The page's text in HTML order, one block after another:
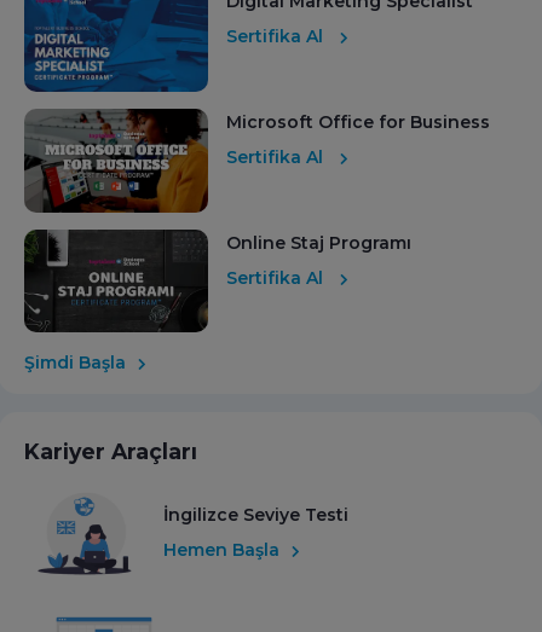
Sertifika Al
Microsoft Office for Business
Sertifika Al
Online Staj Programı
Sertifika Al
Şimdi Başla
Kariyer Araçları
İngilizce Seviye Testi
Hemen Başla